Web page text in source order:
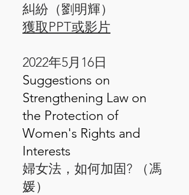
糾紛（劉明輝）
獲取PPT或影片
​2022年5月16日
Suggestions on
Strengthening Law on
the Protection of
Women's Rights and
Interests
婦女法，如何加固? （馮
媛）